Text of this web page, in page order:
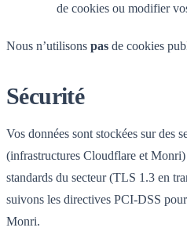
de cookies ou modifier
Nous n’utilisons pas de cookies
Sécurité
Vos données sont stockées sur des
(infrastructures Cloudflare et
standards du secteur (TLS 1.3 en
suivons les directives PCI-DSS
Monri.